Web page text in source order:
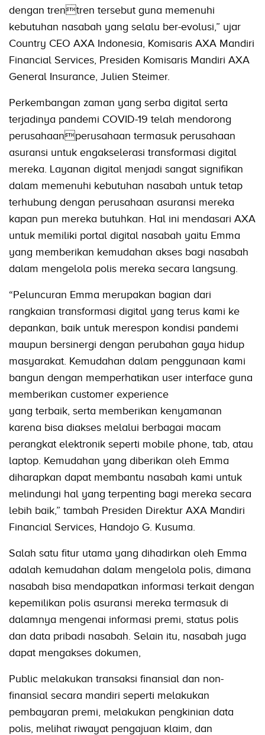
dengan trentren tersebut guna memenuhi
kebutuhan nasabah yang selalu ber-evolusi,” ujar
Country CEO AXA Indonesia, Komisaris AXA Mandiri
Financial Services, Presiden Komisaris Mandiri AXA
General Insurance, Julien Steimer.
Perkembangan zaman yang serba digital serta
terjadinya pandemi COVID-19 telah mendorong
perusahaanperusahaan termasuk perusahaan
asuransi untuk engakselerasi transformasi digital
mereka. Layanan digital menjadi sangat signifikan
dalam memenuhi kebutuhan nasabah untuk tetap
terhubung dengan perusahaan asuransi mereka
kapan pun mereka butuhkan. Hal ini mendasari AXA
untuk memiliki portal digital nasabah yaitu Emma
yang memberikan kemudahan akses bagi nasabah
dalam mengelola polis mereka secara langsung.
“Peluncuran Emma merupakan bagian dari
rangkaian transformasi digital yang terus kami ke
depankan, baik untuk merespon kondisi pandemi
maupun bersinergi dengan perubahan gaya hidup
masyarakat. Kemudahan dalam penggunaan kami
bangun dengan memperhatikan user interface guna
memberikan customer experience
yang terbaik, serta memberikan kenyamanan
karena bisa diakses melalui berbagai macam
perangkat elektronik seperti mobile phone, tab, atau
laptop. Kemudahan yang diberikan oleh Emma
diharapkan dapat membantu nasabah kami untuk
melindungi hal yang terpenting bagi mereka secara
lebih baik,” tambah Presiden Direktur AXA Mandiri
Financial Services, Handojo G. Kusuma.
Salah satu fitur utama yang dihadirkan oleh Emma
adalah kemudahan dalam mengelola polis, dimana
nasabah bisa mendapatkan informasi terkait dengan
kepemilikan polis asuransi mereka termasuk di
dalamnya mengenai informasi premi, status polis
dan data pribadi nasabah. Selain itu, nasabah juga
dapat mengakses dokumen,
Public melakukan transaksi finansial dan non-
finansial secara mandiri seperti melakukan
pembayaran premi, melakukan pengkinian data
polis, melihat riwayat pengajuan klaim, dan